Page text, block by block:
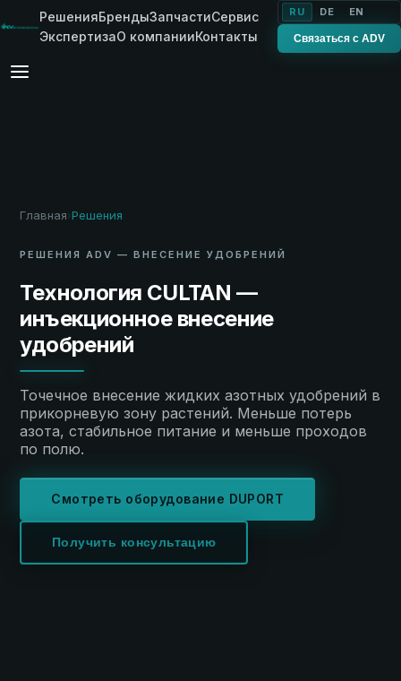
РешенияБрендыЗапчастиСервис
ЭкспертизаО компанииКонтакты
RU DE EN
Связаться с ADV
Главная› Решения
РЕШЕНИЯ ADV — ВНЕСЕНИЕ УДОБРЕНИЙ
Технология CULTAN —
инъекционное внесение
удобрений
Точечное внесение жидких азотных удобрений в
прикорневую зону растений. Меньше потерь
азота, стабильное питание и меньше проходов
по полю.
Смотреть оборудование DUPORT
Получить консультацию